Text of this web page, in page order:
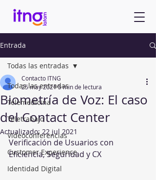
Entrada
Todas las entradas
Telemedicina
Teletrabajo
Videoconferencias
Customer Experience
Identidad Digital
Todas las entradas
Biometría de Voz: El caso
del Contact Center
Contacto ITNG
25 may 20215 min de lectura
Actualizado: 22 jul 2021
Verificación de Usuarios con
Eficiencia, Seguridad y CX